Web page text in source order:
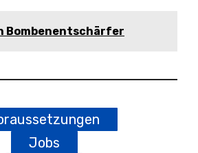
Bombenentschärfer
Jobs